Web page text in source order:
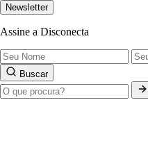
Newsletter
Assine a Disconecta
Buscar